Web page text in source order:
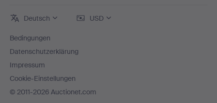
Deutsch USD
Bedingungen
Datenschutzerklärung
Impressum
Cookie-Einstellungen
© 2011-2026 Auctionet.com